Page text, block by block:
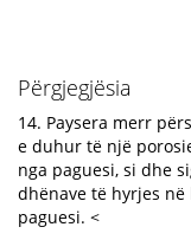
Përgjegjësia
14. Paysera merr
e duhur të një
nga paguesi, si dhe
dhënave të hyrjes
paguesi. <